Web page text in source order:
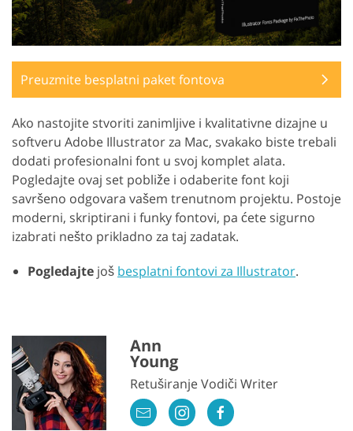
Preuzmite besplatni paket fontova
Ako nastojite stvoriti zanimljive i kvalitativne dizajne u
softveru Adobe Illustrator za Mac, svakako biste trebali
dodati profesionalni font u svoj komplet alata.
Pogledajte ovaj set pobliže i odaberite font koji
savršeno odgovara vašem trenutnom projektu. Postoje
moderni, skriptirani i funky fontovi, pa ćete sigurno
izabrati nešto prikladno za taj zadatak.
Pogledajte još besplatni fontovi za Illustrator.
Ann
Young
Retuširanje Vodiči Writer